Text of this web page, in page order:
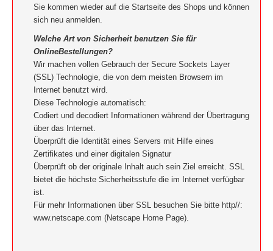
Sie kommen wieder auf die Startseite des Shops und können
sich neu anmelden.
Welche Art von Sicherheit benutzen Sie für
OnlineBestellungen?
Wir machen vollen Gebrauch der Secure Sockets Layer
(SSL) Technologie, die von dem meisten Browsern im
Internet benutzt wird.
Diese Technologie automatisch:
Codiert und decodiert Informationen während der Übertragung
über das Internet.
Überprüft die Identität eines Servers mit Hilfe eines
Zertifikates und einer digitalen Signatur
Überprüft ob der originale Inhalt auch sein Ziel erreicht. SSL
bietet die höchste Sicherheitsstufe die im Internet verfügbar
ist.
Für mehr Informationen über SSL besuchen Sie bitte http//:
www.netscape.com (Netscape Home Page).